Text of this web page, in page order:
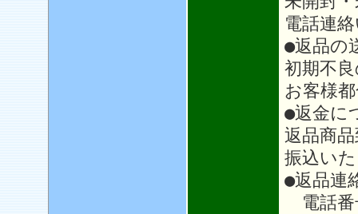
電話連
●返品の
初期不
お客様
●返金に
返品商
振込い
●返品連
電話番